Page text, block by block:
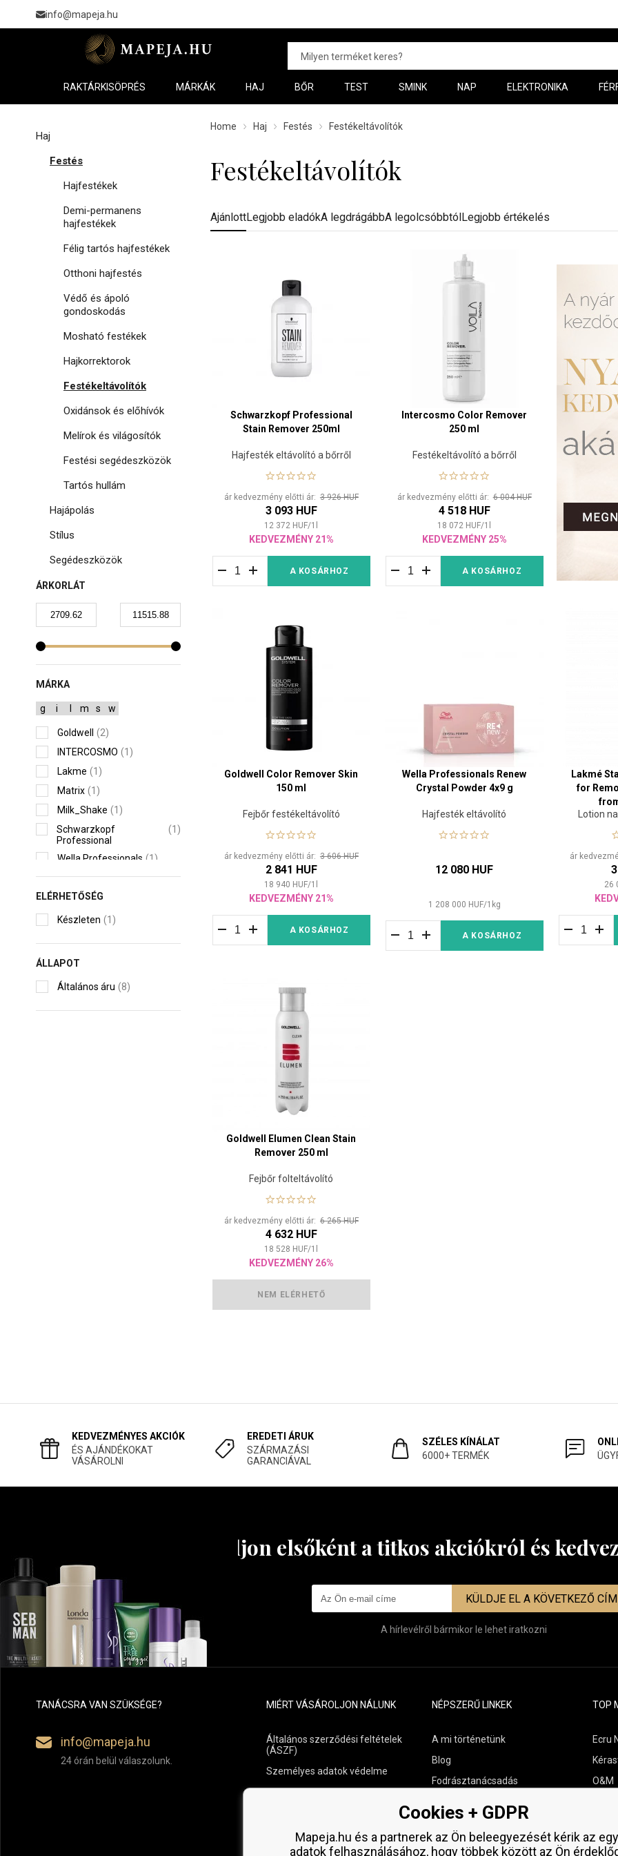
info@mapeja.hu
RAKTÁRKISÖPRÉS MÁRKÁK HAJ BŐR TEST SMINK NAP ELEKTRONIKA
Haj
Festés
Hajfestékek
Demi-permanens
hajfestékek
Félig tartós hajfestékek
Otthoni hajfestés
Védő és ápoló
gondoskodás
Mosható festékek
Hajkorrektorok
Festékeltávolítók
Oxidánsok és előhívók
Melírok és világosítók
Festési segédeszközök
Tartós hullám
Hajápolás
Stílus
Segédeszközök
ÁRKORLÁT
MÁRKA
g i m s w
Goldwell
(2)
INTERCOSMO (1)
Lakme (1)
Matrix (1)
Milk_Shake (1)
Schwarzkopf
Professional
(1)
Wella Professionals (1)
ELÉRHETŐSÉG
Készleten (1)
ÁLLAPOT
Általános áru (8)
Home Haj Festés Festékeltávolítók
Festékeltávolítók
AjánlottLegjobb eladókA legdrágábbA legolcsóbbtólLegjobb értékelés
Schwarzkopf Professional
Stain Remover 250ml
Hajfesték eltávolító a bőrről
ár kedvezmény előtti ár: 3 926 HUF
3 093 HUF
12 372 HUF/1
KEDVEZMÉNY 21%
A KOSÁRHOZ
Intercosmo Color Remover
250 ml
Festékeltávolító a bőrről
ár kedvezmény előtti ár:6 004 HUF
4 518 HUF
18 072 HUF/1
KEDVEZMÉNY 25%
A KOSÁRHOZ
Goldwell Color Remover Skin
150 ml
Fejbőr festékeltávolító
ár kedvezmény előtti ár: 3 606 HUF
2 841 HUF
18 940 HUF/1
KEDVEZMÉNY 21%
A KOSÁRHOZ
Wella Professionals Renew
Crystal Powder 4x9 g
Hajfesték eltávolító
12 080 HUF
1 208 000 HUF/1 kg
A KOSÁRHOZ
Lakmé
for
Lotion
ár
26
Goldwell Elumen Clean Stain
Remover 250 ml
Fejbőr folteltávolító
ár kedvezmény előtti ár: 6 265 HUF
4 632 HUF
18 528 HUF/1
KEDVEZMÉNY 26%
NEM ELÉRHETŐ
KEDVEZMÉNYES AKCIÓK
ÉS AJÁNDÉKOKAT
VÁSÁROLNI
EREDETI ÁRUK
SZÁRMAZÁSI
GARANCIÁVAL
SZÉLES KÍNÁLAT
6000+ TERMÉK
Tudjon elsőként a titkos akciókról és
KÜLDJE EL A KÖVETKEZŐ
A hírlevélről bármikor le lehet iratkozni
TANÁCSRA VAN SZÜKSÉGE?
info@mapeja.hu
24 órán belül válaszolunk.
MIÉRT VÁSÁROLJON NÁLUNK
Általános szerződési feltételek
(ÁSZF)
Személyes adatok védelme
Fizetési és szállítási áttekintés
NÉPSZERŰ LINKEK
A mi történetünk
Blog
Fodrásztanácsadás
Ingyenes minták
TOP
Ecru
O&M
Zenz
Cookies + GDPR
Mapeja.hu és a partnerek az Ön beleegyezését kérik az
adatok felhasználásához, hogy többek között az Ön